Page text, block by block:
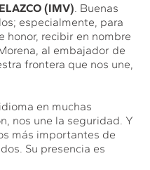
(IMV). Buenas
especialmente, para
honor, recibir en nombre
al embajador de
frontera que nos une,
en muchas
nos une la seguridad. Y
más importantes de
Su presencia es